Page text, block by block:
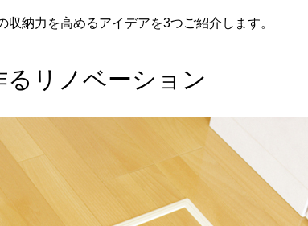
納力を高めるアイデアを3つご紹介します。
るリノベーション